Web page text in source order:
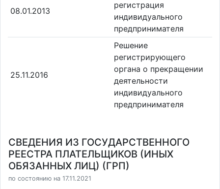
08.01.2013
регистрация
индивидуального
предпринимателя
25.11.2016
Решение
регистрирующего
органа о прекращении
деятельности
индивидуального
предпринимателя
СВЕДЕНИЯ ИЗ ГОСУДАРСТВЕННОГО
РЕЕСТРА ПЛАТЕЛЬЩИКОВ (ИНЫХ
ОБЯЗАННЫХ ЛИЦ) (ГРП)
по состоянию на 17.11.2021